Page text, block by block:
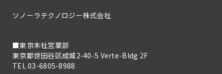
ソノーラテクノロジー株式会社
■東京本社営業部
東京都世田谷区成城2-40-5 Verte-Bldg 2F
TEL 03-6805-8988